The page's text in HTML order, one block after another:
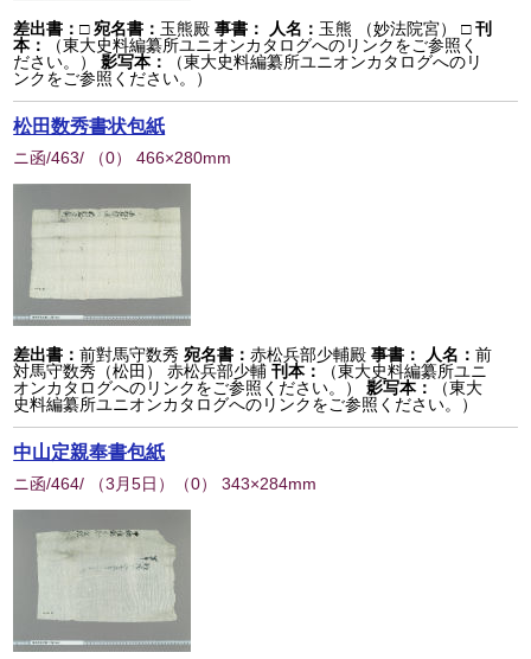
差出書：□ 宛名書： 玉熊殿 事書： 人名： 玉熊 （妙法院宮） □ 刊
本：
（東大史料編纂所ユニオンカタログへのリンクをご参照く
ださい。）
影写本：
（東大史料編纂所ユニオンカタログへのリ
ンクをご参照ください。）
松田数秀書状包紙
ニ函/463/ （0） 466×280mm
差出書：前對馬守数秀 宛名書：赤松兵部少輔殿 事書： 人名：前
対馬守数秀（松田） 赤松兵部少輔 刊本：
（東大史料編纂所ユニ
オンカタログへのリンクをご参照ください。）
影写本：
（東大
史料編纂所ユニオンカタログへのリンクをご参照ください。）
中山定親奉書包紙
ニ函/464/ （3月5日） （0） 343×284mm